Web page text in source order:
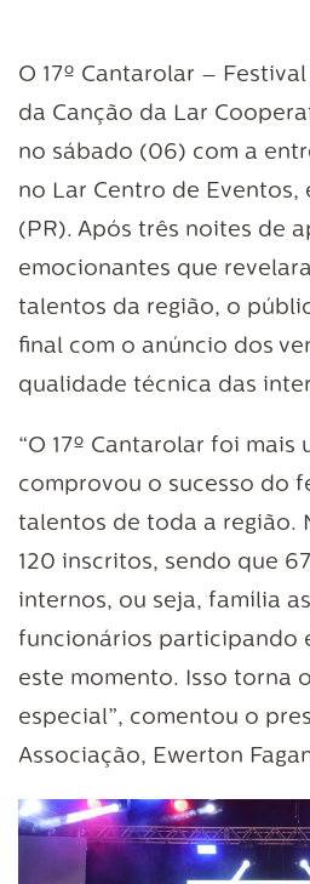
O 17º Cantarolar –
da Canção da Lar
no sábado (06) com a
no Lar Centro de Eventos,
(PR). Após três noites de
emocionantes que
talentos da região, o
final com o anúncio dos
qualidade técnica das
“O 17º Cantarolar foi mais
comprovou o sucesso do
talentos de toda a região.
120 inscritos, sendo que
internos, ou seja, família
funcionários participando
este momento. Isso torna
especial”, comentou o
Associação, Ewerton